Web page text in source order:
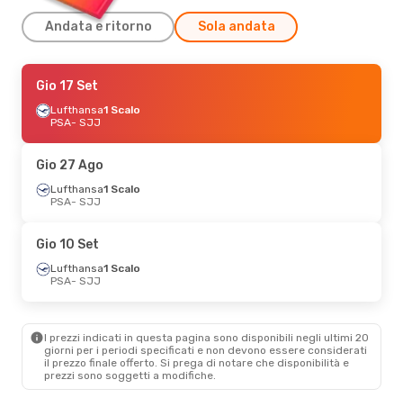
Andata e ritorno Sola andata
Mer 21 Ott
Lufthansa1 Scalo
PSA- SJJ
SJJ- PSA
Gio 15 Ott- Mar 20 Ott
Lufthansa
SJJ- PSA
- SJJ
Lufthansa1 Scalo
SJJ- PSA
Gio 17 Set
Lufthansa1 Scalo
PSA- SJJ
Gio 27 Ago
Lufthansa1 Scalo
PSA- SJJ
Gio 10 Set
Lufthansa1 Scalo
PSA- SJJ
I prezzi indicati in questa pagina sono disponibili negli ultimi 20
giorni per i periodi specificati e non devono essere considerati
il ​​prezzo finale offerto. Si prega di notare che disponibilità e
prezzi sono soggetti a modifiche.